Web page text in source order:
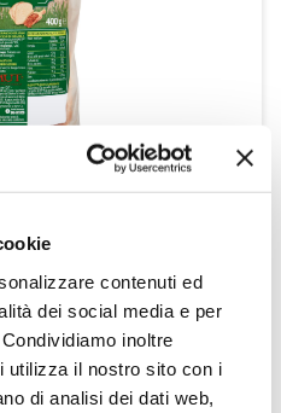
contenuti ed
dei social media e per
inoltre
utilizza il nostro sito con i
di analisi dei dati web,
Kamut biologico